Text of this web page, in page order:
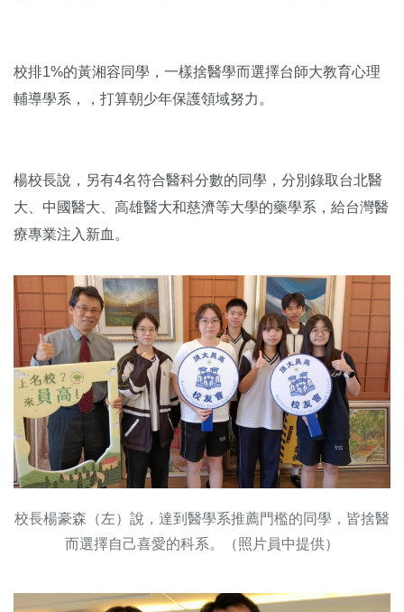
校排1%的黃湘容同學，一樣捨醫學而選擇台師大教育心理
輔導學系，，打算朝少年保護領域努力。
楊校長說，另有4名符合醫科分數的同學，分別錄取台北醫
大、中國醫大、高雄醫大和慈濟等大學的藥學系，給台灣醫
療專業注入新血。
校長楊豪森（左）說，達到醫學系推薦門檻的同學，皆捨醫
而選擇自己喜愛的科系。（照片員中提供）